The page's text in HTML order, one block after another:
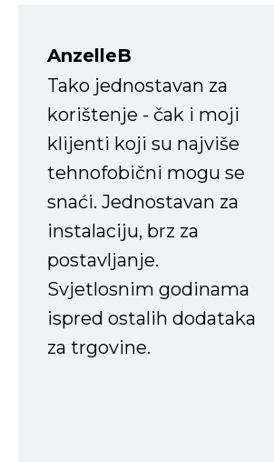
AnzelleB
Tako jednostavan za
korištenje - čak i moji
klijenti koji su najviše
tehnofobični mogu se
snaći. Jednostavan za
instalaciju, brz za
postavljanje.
Svjetlosnim godinama
ispred ostalih dodataka
za trgovine.